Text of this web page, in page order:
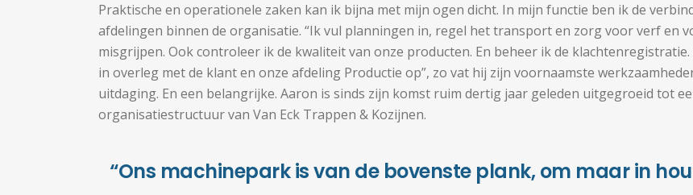
Praktische en operationele zaken kan ik bijna met mijn ogen dicht. In mijn functie ben ik de
afdelingen binnen de organisatie. “Ik vul planningen in, regel het transport en zorg voor verf en
misgrijpen. Ook controleer ik de kwaliteit van onze producten. En beheer ik de
in overleg met de klant en onze afdeling Productie op”, zo vat hij zijn voornaamste
uitdaging. En een belangrijke. Aaron is sinds zijn komst ruim dertig jaar geleden uitgegroeid tot
organisatiestructuur van Van Eck Trappen & Kozijnen.
“Ons machinepark is van de bovenste plank, om maar in